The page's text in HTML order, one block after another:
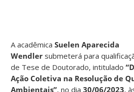
A acadêmicaSuelen Aparecida
Wendler submeterá para
de Tese de Doutorado, intitulado
Ação Coletiva na Resolução de
Ambientais”, no dia30/06/2023,